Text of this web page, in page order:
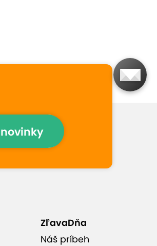
aquaparku
cenu
ZľavaDňa
Náš príbeh